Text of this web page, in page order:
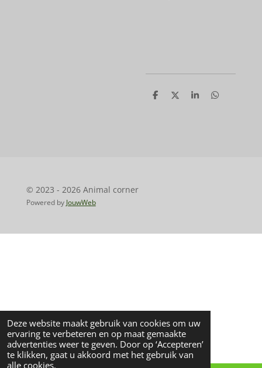
Deze website maakt gebruik van cookies om uw
ervaring te verbeteren en op maat gemaakte
advertenties weer te geven. Door op ‘Accepteren’
te klikken, gaat u akkoord met het gebruik van
alle cookies.
D
D
S
D
© 2023 - 2026 Animal corner
Powered by JouwWeb